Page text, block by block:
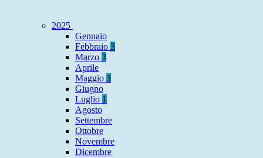
2025
Gennaio
Febbraio 3
Marzo 3
Aprile
Maggio 3
Giugno
Luglio 1
Agosto
Settembre
Ottobre
Novembre
Dicembre